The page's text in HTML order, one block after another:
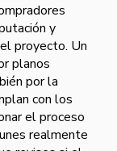
y
proyecto. Un
planos
por la
con los
el proceso
realmente